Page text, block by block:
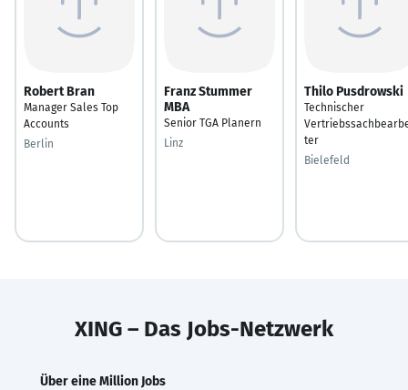
Robert Bran
Manager Sales Top
Accounts
Berlin
Franz Stummer
MBA
Senior TGA Planern
Linz
Thilo Pusdrowski
Technischer
ter
Bielefeld
XING – Das Jobs-Netzwerk
Über eine Million Jobs